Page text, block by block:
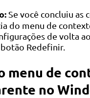
Se você concluiu as
do menu de
de volta
Redefinir.
menu de
no